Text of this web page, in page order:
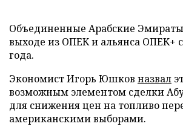
Объединенные Арабские Эмираты
выходе из ОПЕК и альянса ОПЕК+
года.
Экономист Игорь Юшков назвал
возможным элементом сделки
для снижения цен на топливо
американскими выборами.